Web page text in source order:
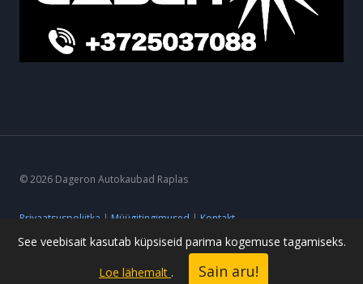
© 2026 Dageron Autokaubad Raplas
Privaatsuspoliitka | Müügitingimused | Kontakt
See veebisait kasutab küpsiseid parima kogemuse tagamiseks.
Loe lähemalt . Sain aru!